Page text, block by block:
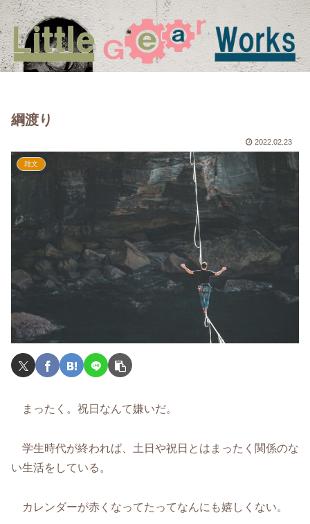
綱渡り
2022.02.23
雑文
まったく。祝日なんて嫌いだ。
学生時代が終われば、土日や祝日とはまったく関係のな
い生活をしている。
カレンダーが赤くなってたってなんにも嬉しくない。